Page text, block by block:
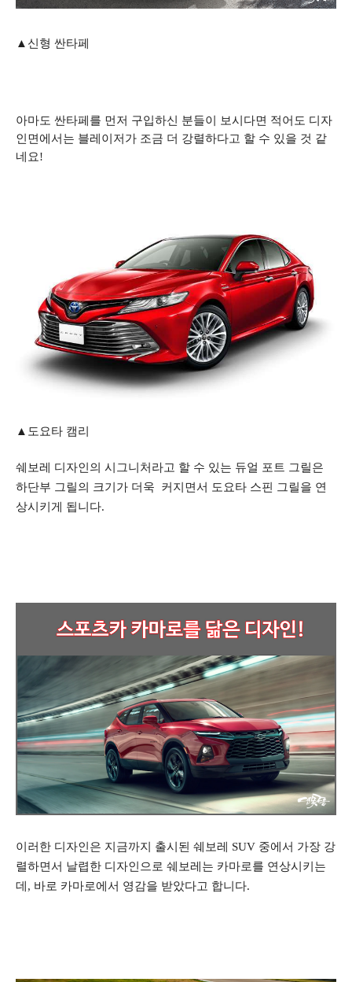
▲신형 싼타페
아마도 싼타페를 먼저 구입하신 분들이
보시다면 적어도 디자
인면에서는 블레이저가 조금 더 강렬하다고 할 수 있을 것 같
네요!
▲도요타 캠리
쉐보레 디자인의 시그니처라고 할 수 있는 듀얼 포트 그릴은
하단부 그릴의 크기가 더욱 커지면서 도요타 스핀 그릴을 연
상시키게 됩니다.
이러한 디자인은 지금까지 출시된 쉐보레 SUV 중에서 가장 강
렬하면서 날렵한 디자인으로 쉐보레는 카마로를 연상시키는
데, 바로 카마로에서 영감을 받았다고 합니다.